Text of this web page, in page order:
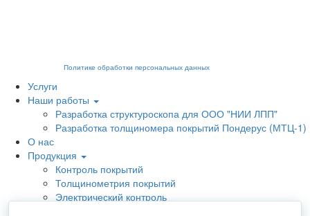
Политике обработки персональных данных
Услуги
Наши работы
Разработка структуроскопа для ООО "НИИ ЛПП"
Разработка толщиномера покрытий Пондерус (МТЦ-1)
О нас
Продукция
Контроль покрытий
Толщинометрия покрытий
Электрический контроль